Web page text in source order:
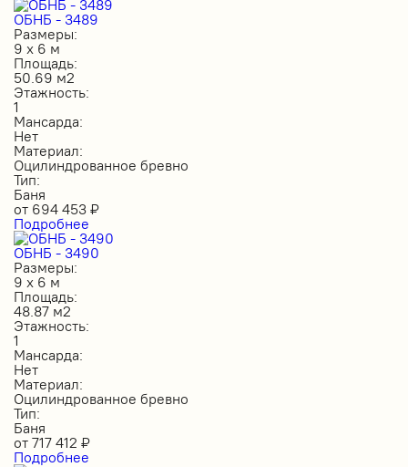
ОБНБ - 3489
Размеры:
9 х 6 м
Площадь:
50.69 м2
Этажность:
1
Мансарда:
Нет
Материал:
Оцилиндрованное бревно
Тип:
Баня
от 694 453 ₽
Подробнее
ОБНБ - 3490
Размеры:
9 х 6 м
Площадь:
48.87 м2
Этажность:
1
Мансарда:
Нет
Материал:
Оцилиндрованное бревно
Тип:
Баня
от 717 412 ₽
Подробнее